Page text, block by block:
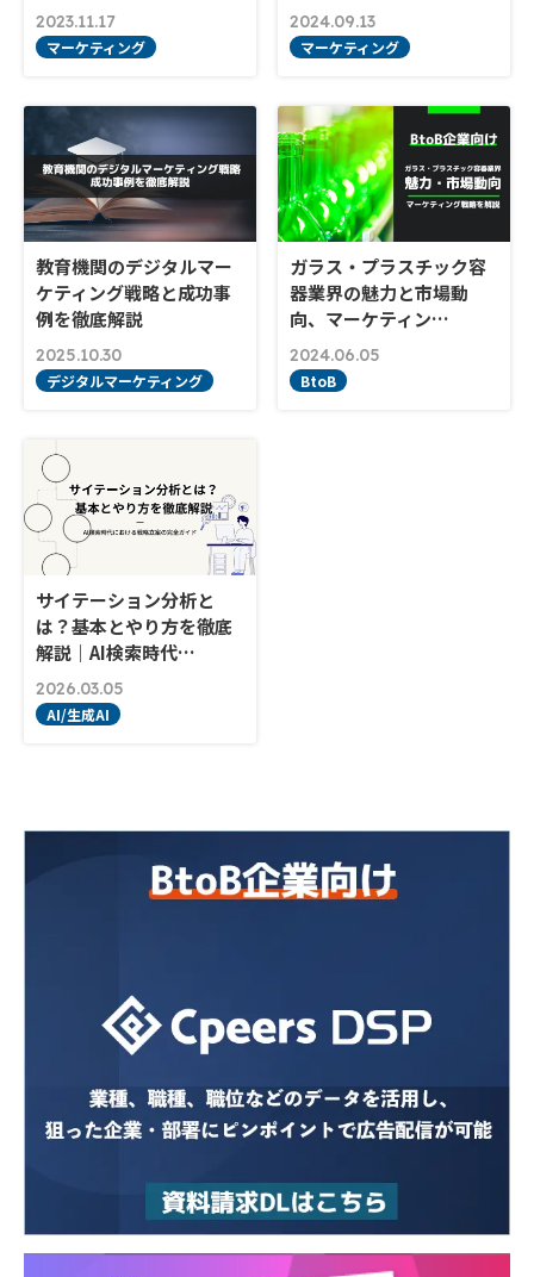
2023.11.17
マーケティング
2024.09.13
マーケティング
教育機関のデジタルマー
ケティング戦略と成功事
例を徹底解説
2025.10.30
デジタルマーケティング
ガラス・プラスチック容
器業界の魅力と市場動
向、マーケティン…
2024.06.05
BtoB
サイテーション分析と
は？基本とやり方を徹底
解説｜AI検索時代…
2026.03.05
AI/生成AI